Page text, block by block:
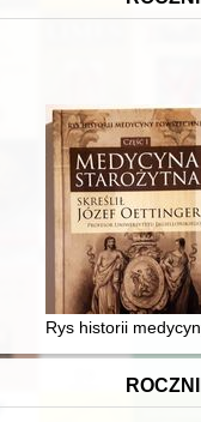
Rys historii